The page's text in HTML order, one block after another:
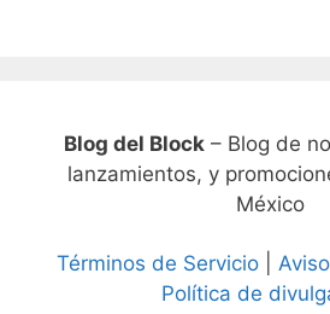
Blog del Block– Blog de
lanzamientos, y
México
Términos de Servicio
Política de